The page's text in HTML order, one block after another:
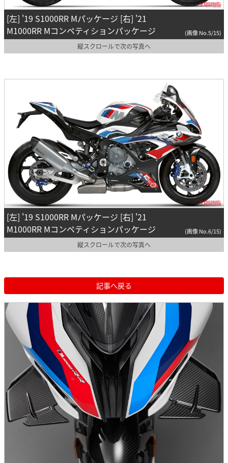
[左] '19 S1000RR Mパッケージ [右] '21
M1000RR Mコンペティションパッケージ
(画像 No.5/15)
縦スクロールで次の写真へ
[左] '19 S1000RR Mパッケージ [右] '21
M1000RR Mコンペティションパッケージ
(画像 No.6/15)
縦スクロールで次の写真へ
記事へ戻る